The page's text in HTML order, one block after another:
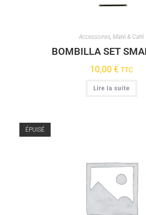
Accessoires, Maté & Café
BOMBILLA SET
10,00€ TTC
Lire la suite
ÉPUISÉ